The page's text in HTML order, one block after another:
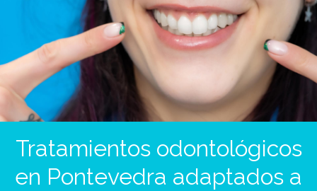
Tratamientos odontológicos
en Pontevedra adaptados a